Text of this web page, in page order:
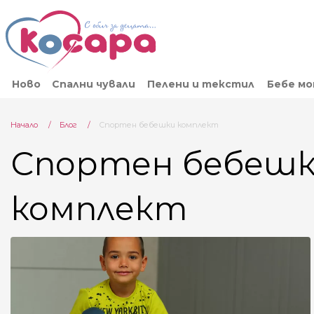
Ново Спални чували Пелени и текстил Бебе
Начало Блог Current:
Спортен бебешки комплект
Спортен
комплект